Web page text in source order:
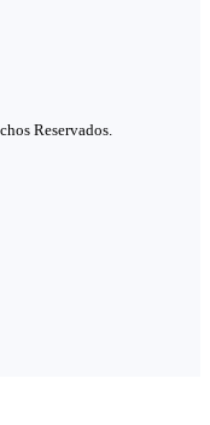
Reservados.